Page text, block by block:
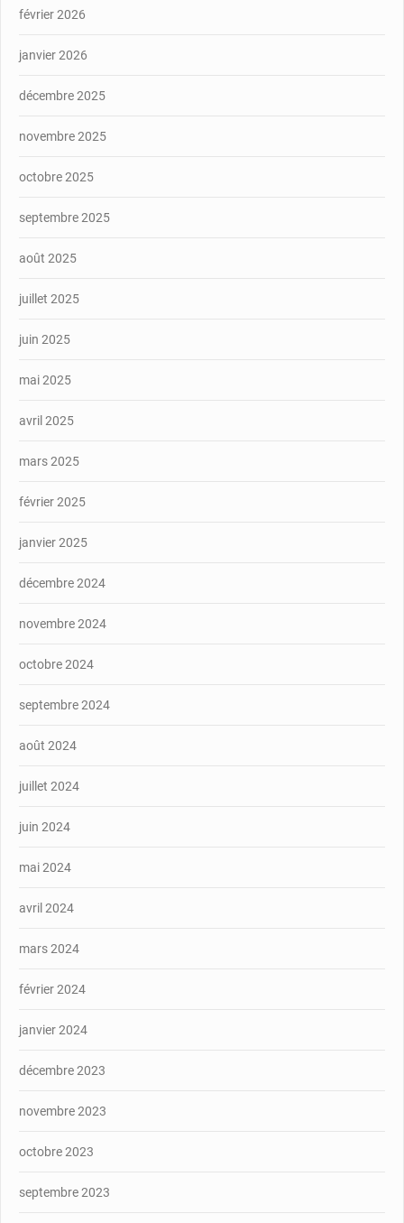
février 2026
janvier 2026
décembre 2025
novembre 2025
octobre 2025
septembre 2025
août 2025
juillet 2025
juin 2025
mai 2025
avril 2025
mars 2025
février 2025
janvier 2025
décembre 2024
novembre 2024
octobre 2024
septembre 2024
août 2024
juillet 2024
juin 2024
mai 2024
avril 2024
mars 2024
février 2024
janvier 2024
décembre 2023
novembre 2023
octobre 2023
septembre 2023